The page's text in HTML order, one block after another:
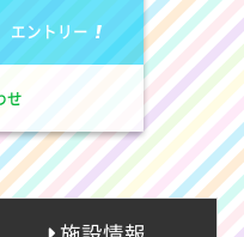
エントリー
せ